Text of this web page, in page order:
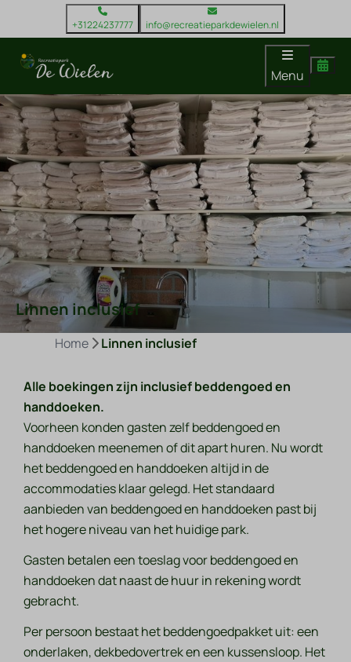
+31224237777 info@recreatieparkdewielen.nl
Menu
Linnen inclusief
Home Linnen inclusief
Alle boekingen zijn inclusiefbeddengoed en
handdoeken.
Voorheen konden gasten zelf beddengoed en
handdoeken meenemen of dit apart huren. Nu wordt
het beddengoed en handdoeken altijd in de
accommodaties klaar gelegd. Het standaard
aanbieden van beddengoed en handdoeken past bij
het hogere niveau van het huidige park.
Gasten betalen een toeslag voor beddengoed en
handdoeken dat naast de huur in rekening wordt
gebracht.
Per persoon bestaat het beddengoedpakket uit: een
onderlaken, dekbedovertrek en een kussensloop. Het